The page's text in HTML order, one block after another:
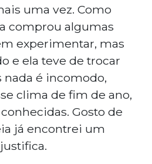
uma vez. Como
comprou algumas
experimentar, mas
e ela teve de trocar
nada é incomodo,
clima de fim de ano,
Gosto de
já encontrei um